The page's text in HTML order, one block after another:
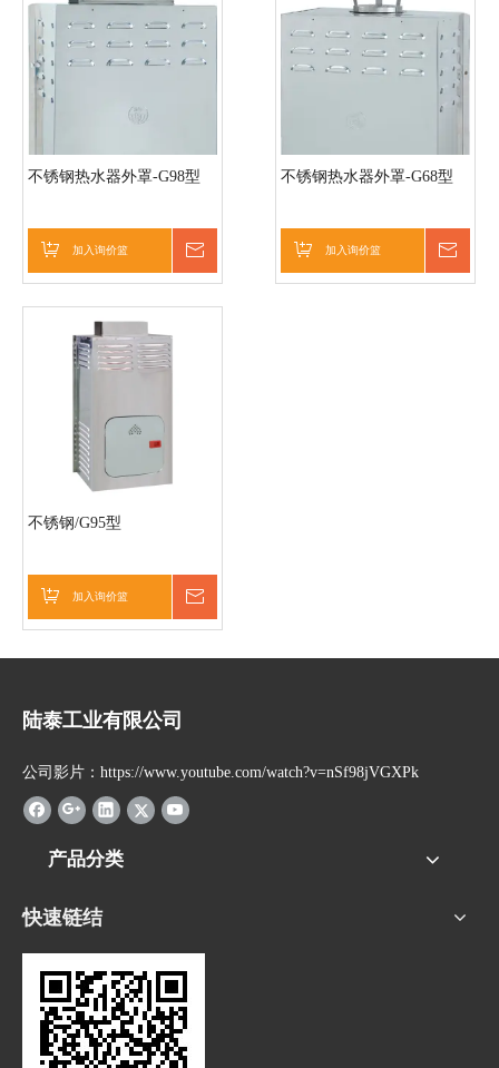
不锈钢热水器外罩-G98型
加入询价篮
不锈钢热水器外罩-G68型
加入询价篮
不锈钢/G95型
加入询价篮
陆泰工业有限公司
公司影片：https://www.youtube.com/watch?v=nSf98jVGXPk
产品分类
快速链结